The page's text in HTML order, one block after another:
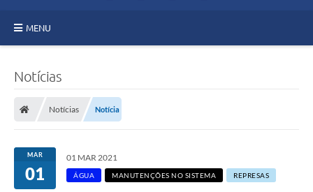
MENU
ÁGUA
COMPRAS E LICITAÇÕES
Notícias
Notícias Notícia
MAR
01
01 MAR 2021
ÁGUA MANUTENÇÕES NO SISTEMA REPRESAS